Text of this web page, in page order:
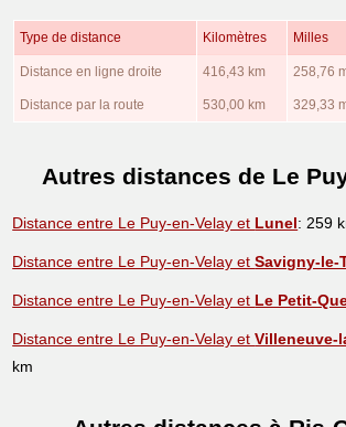
Type de distance Kilomètres Milles
Distance en ligne droite 416,43 km 258,76
Distance par la route 530,00 km 329,33
Autres distances de Le
Distance entre Le Puy-en-Velay et Lunel: 259
Distance entre Le Puy-en-Velay etSavigny-le-
Distance entre Le Puy-en-Velay et Le Petit-
Distance entre Le Puy-en-Velay etVilleneuve-
km